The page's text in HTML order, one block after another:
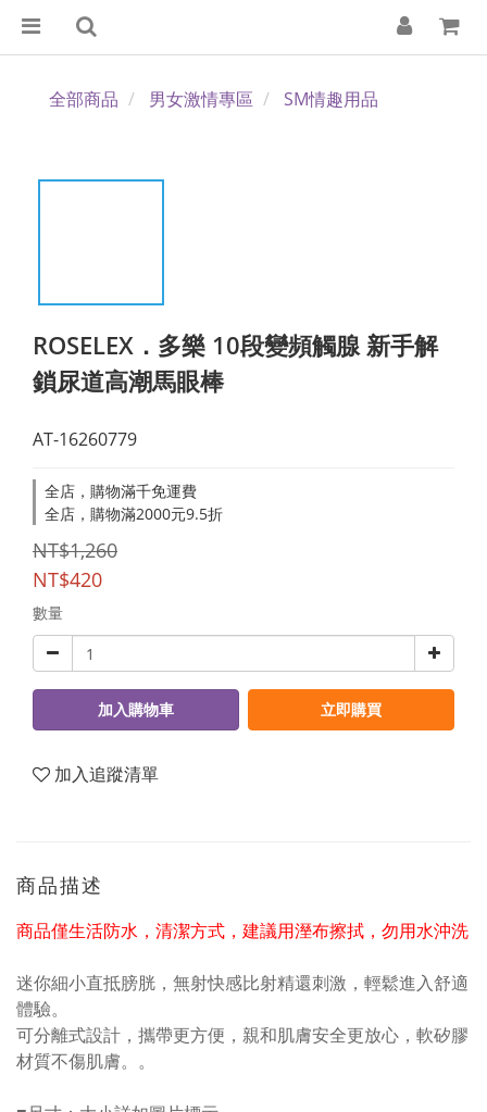
全部商品 男女激情專區 SM情趣用品
ROSELEX．多樂 10段變頻觸腺 新手解
鎖尿道高潮馬眼棒
AT-16260779
全店，購物滿千免運費
全店，購物滿2000元9.5折
NT$1,260
NT$420
數量
加入購物車 立即購買
加入追蹤清單
商品描述
商品僅生活防水，清潔方式，建議用溼布擦拭，勿用水沖洗
迷你細小直抵膀胱，無射快感比射精還刺激，輕鬆進入舒適
體驗。
可分離式設計，攜帶更方便，親和肌膚安全更放心，軟矽膠
材質不傷肌膚。。